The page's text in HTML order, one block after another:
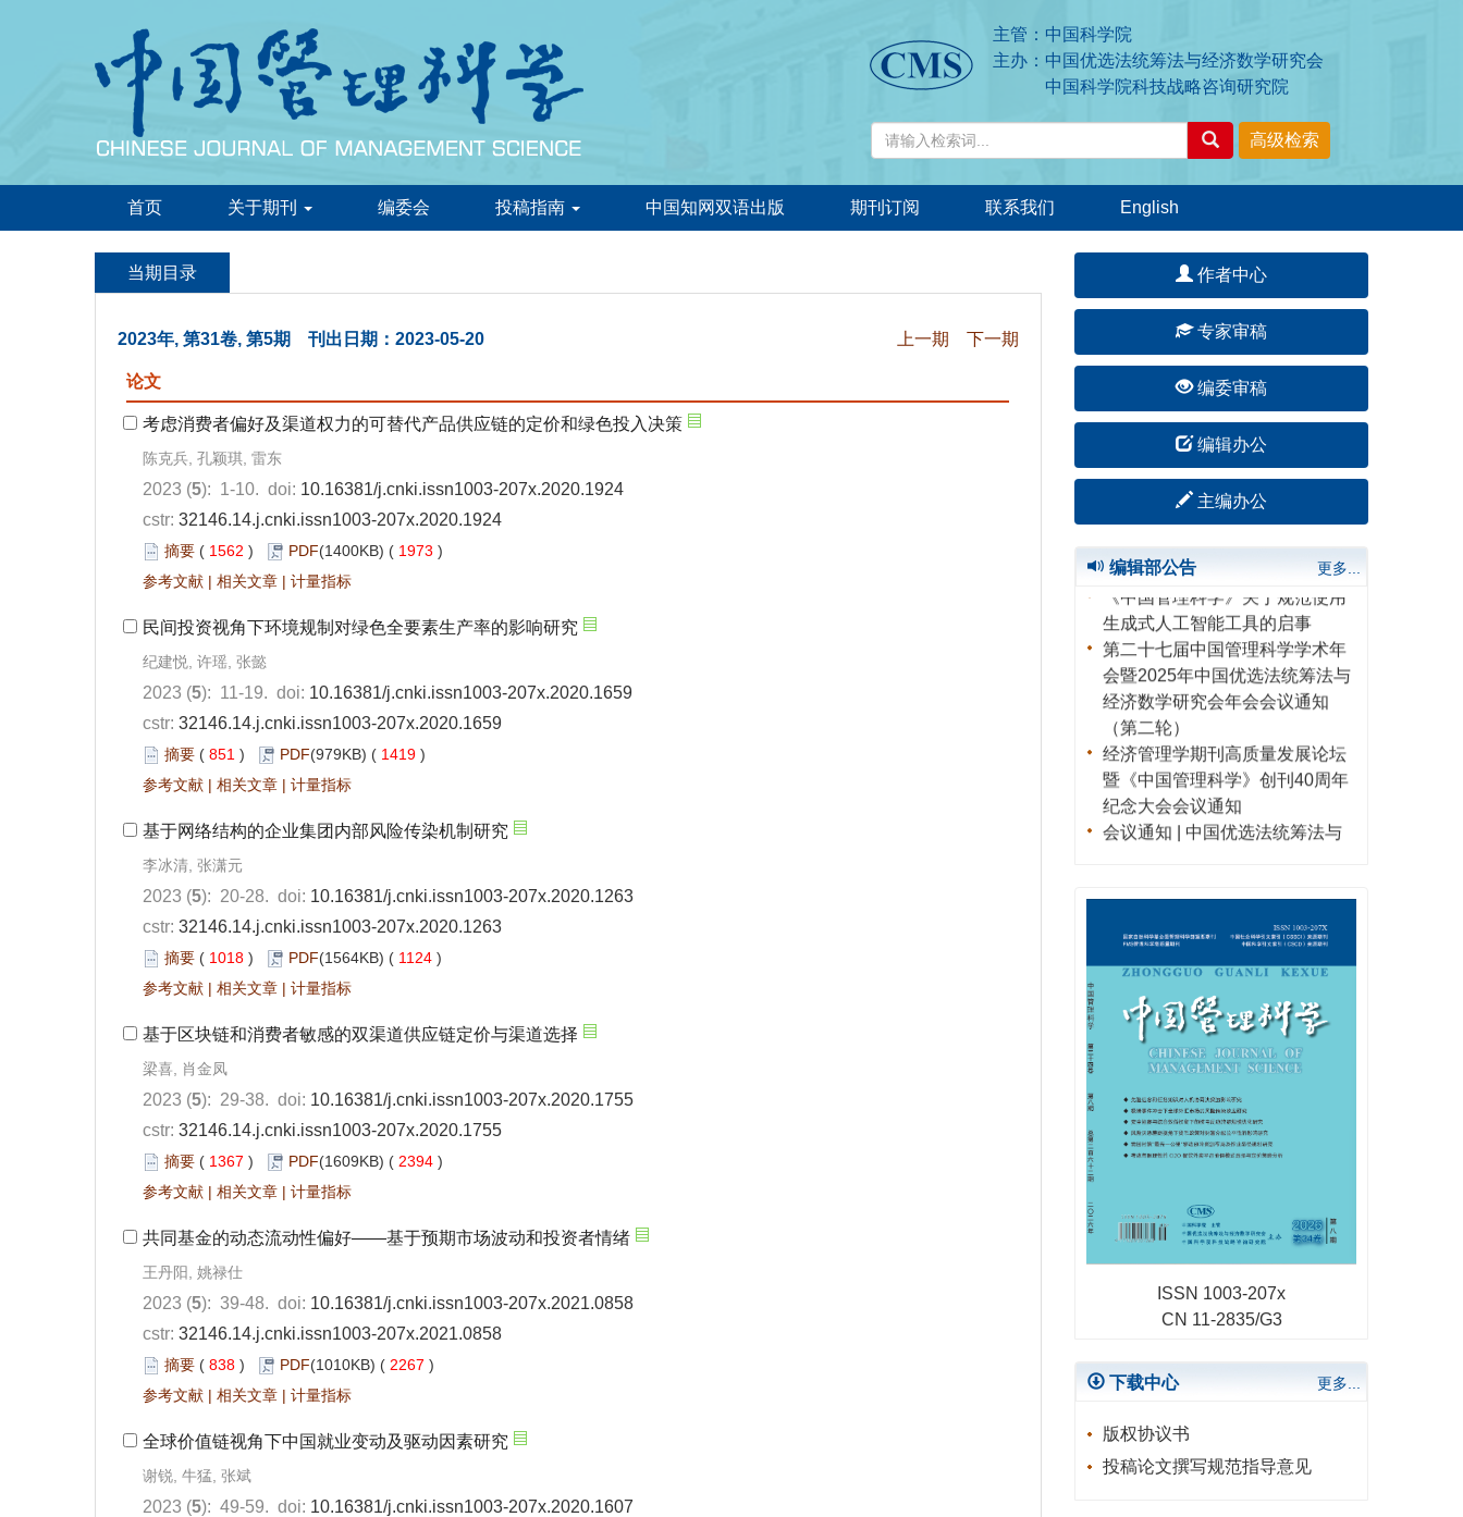
主管：中国科学院
主办：中国优选法统筹法与经济数学研究会
中国科学院科技战略咨询研究院
首页 关于期刊 编委会 投稿指南 中国知网双语出版 期刊订阅 联系我们 English
当期目录
2023年, 第31卷, 第5期 刊出日期：2023-05-20 上一期 下一期
论文
考虑消费者偏好及渠道权力的可替代产品供应链的定价和绿色投入决策
陈克兵, 孔颖琪, 雷东
2023 (5): 1-10. doi: 10.16381/j.cnki.issn1003-207x.2020.1924
cstr: 32146.14.j.cnki.issn1003-207x.2020.1924
摘要 ( 1562 ) PDF(1400KB) ( 1973 )
参考文献 | 相关文章 | 计量指标
民间投资视角下环境规制对绿色全要素生产率的影响研究
纪建悦, 许瑶, 张懿
2023 (5): 11-19. doi: 10.16381/j.cnki.issn1003-207x.2020.1659
cstr: 32146.14.j.cnki.issn1003-207x.2020.1659
摘要 ( 851 ) PDF(979KB) ( 1419 )
参考文献 | 相关文章 | 计量指标
基于网络结构的企业集团内部风险传染机制研究
李冰清, 张潇元
2023 (5): 20-28. doi: 10.16381/j.cnki.issn1003-207x.2020.1263
cstr: 32146.14.j.cnki.issn1003-207x.2020.1263
摘要 ( 1018 ) PDF(1564KB) ( 1124 )
参考文献 | 相关文章 | 计量指标
基于区块链和消费者敏感的双渠道供应链定价与渠道选择
梁喜, 肖金凤
2023 (5): 29-38. doi: 10.16381/j.cnki.issn1003-207x.2020.1755
cstr: 32146.14.j.cnki.issn1003-207x.2020.1755
摘要 ( 1367 ) PDF(1609KB) ( 2394 )
参考文献 | 相关文章 | 计量指标
共同基金的动态流动性偏好——基于预期市场波动和投资者情绪
王丹阳, 姚禄仕
2023 (5): 39-48. doi: 10.16381/j.cnki.issn1003-207x.2021.0858
cstr: 32146.14.j.cnki.issn1003-207x.2021.0858
摘要 ( 838 ) PDF(1010KB) ( 2267 )
参考文献 | 相关文章 | 计量指标
全球价值链视角下中国就业变动及驱动因素研究
谢锐, 牛猛, 张斌
2023 (5): 49-59. doi: 10.16381/j.cnki.issn1003-207x.2020.1607
作者中心
专家审稿
编委审稿
编辑办公
主编办公
编辑部公告 更多...
郑重声明
《中国管理科学》关于规范使用
生成式人工智能工具的启事
第二十七届中国管理科学学术年
会暨2025年中国优选法统筹法与
经济数学研究会年会会议通知
（第二轮）
经济管理学期刊高质量发展论坛
暨《中国管理科学》创刊40周年
纪念大会会议通知
会议通知 | 中国优选法统筹法与
经济数学研究会第十一次会员代
学学术年会会议通知（第一轮）
2022-2023《中国管理科学》优
秀评审专家
第二十五届中国管理科学学术年
会推荐论文名单
“国有企业改革与现代公司治理
创新论坛（2023）”征稿启事
第25届中国管理科学学术年会征
文 延期通知
2021年中国管理科学第二十三届
学术年会优秀报告论文名单
ISSN 1003-207x
CN 11-2835/G3
下载中心 更多...
版权协议书
投稿论文撰写规范指导意见